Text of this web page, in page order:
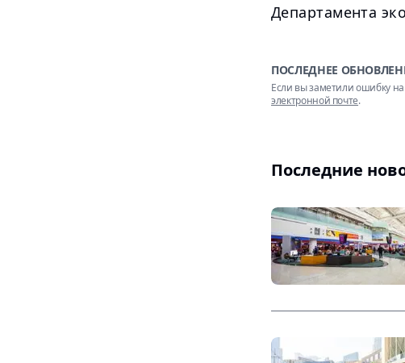
Департамента
ПОСЛЕДНЕЕ
Если вы заметили ошибку
электронной почте.
Последние